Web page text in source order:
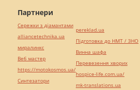
Партнери
Сережки з діамантами
alliancetechnika.ua
миралинкс
Веб мастер
https://motokosmos.ua/
Синтезатори
pereklad.ua
Підготовка до НМТ / ЗНО
Винна шафа
Перевезення хворих
hospice-life.com.ua/
mk-translations.ua